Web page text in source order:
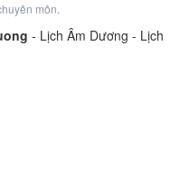
môn.
- Lịch Âm Dương - Lịch